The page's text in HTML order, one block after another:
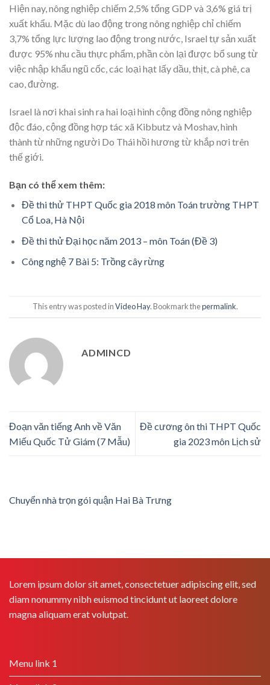
Hiện nay, nông nghiệp chiếm 2,5% tổng GDP và 3,6% giá trị
xuất khẩu. Mặc dù lao động trong nông nghiệp chỉ chiếm
3,7% tổng lực lượng lao động trong nước, Israel tự sản xuất
được 95% nhu cầu thực phẩm, phần còn lại được bổ sung từ
việc nhập khẩu ngũ cốc, các loại hạt lấy dầu, thịt, cà phê, ca
cao, đường.
Israel là nơi khai sinh ra hai loại hình cộng đồng nông nghiệp
độc đáo, cộng đồng hợp tác xã Kibbutz và Moshav, hình
thành từ những người Do Thái hồi hương từ khắp nơi trên
thế giới.
Bạn có thể xem thêm:
Đề thi thử THPT Quốc gia 2018 môn Toán trường THPT
Cổ Loa, Hà Nội
Đề thi thử Đại học năm 2013 – môn Toán (Đề 3)
Công nghệ 7 Bài 5: Trồng cây rừng
This entry was posted inVideo Hay. Bookmark thepermalink.
ADMINCD
Đoạn văn tiếng Anh về Văn
Miếu Quốc Tử Giám (7 Mẫu)
Đề cương ôn thi THPT Quốc
gia 2023 môn Lịch sử
Chuyển nhà trọn gói quận Hai Bà Trưng
Lorem ipsum dolor sit amet, consectetuer adipiscing elit, sed
diam nonummy nibh euismod tincidunt ut laoreet dolore
magna aliquam erat volutpat.
Menu link 1